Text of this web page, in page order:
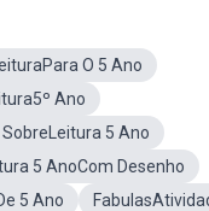
O 5 Ano
Ano
5 Ano
5 AnoCom Desenho
5 Ano